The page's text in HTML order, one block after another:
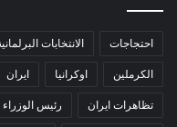
احتجاجات الانتخابات
الكرملين اوكرانيا ايران
تظاهرات ايران رئيس